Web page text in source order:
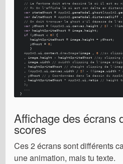
// Le fantome doit etre dessiné là où il est au
// => On l'affiche là où est son delta en
var stateGhost = AppSAS .gameModel .ghost [AppSAS .
var deltaGhost = AppSAS .gameModel .distanceSkiff -
// On doit tronquer le ghost s'il dépasse de
var yGhost = (AppSAS .ui .canvas height / 2 ) -
var heightSpriteGhost = image. height ;
if
(yGhost < 0) {
      heightSpriteGhost = image.
height
+ yGhost;
      yGhost =
0;
      }
AppSAS
.ui .context .drawImage(image , 0
//sx
   , image.
height - heightSpriteGhost
//sy clipping
   , image.
width
// swidth clipping de l'image
   , heightSpriteGhost
// sheight clipping de
   , (
AppSAS .ui .canvas .width / 2 ) - ((image.width *
   , yGhost
// y Coordonnées dans le dessin du
   , heightSpriteGhost *
AppSAS .ui ratio
// height
   );
}
Affichage des écrans
scores
Ces 2 écrans sont différents
une animation, mais tu texte.